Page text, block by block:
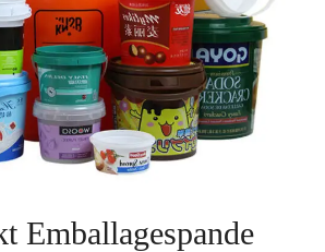
Emballagespande